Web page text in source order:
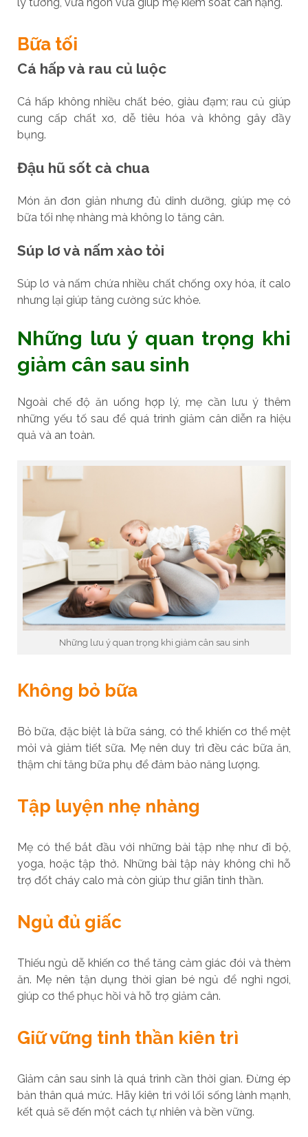
Bữa tối
Cá hấp và rau củ luộc
Cá hấp không nhiều chất béo, giàu đạm; rau củ giúp
cung cấp chất xơ, dễ tiêu hóa và không gây đầy
bụng.
Đậu hũ sốt cà chua
Món ăn đơn giản nhưng đủ dinh dưỡng, giúp mẹ có
bữa tối nhẹ nhàng mà không lo tăng cân.
Súp lơ và nấm xào tỏi
Súp lơ và nấm chứa nhiều chất chống oxy hóa, ít calo
nhưng lại giúp tăng cường sức khỏe.
Những lưu ý quan trọng khi
giảm cân sau sinh
Ngoài chế độ ăn uống hợp lý, mẹ cần lưu ý thêm
những yếu tố sau để quá trình giảm cân diễn ra hiệu
quả và an toàn.
Những lưu ý quan trọng khi giảm cân sau sinh
Không bỏ bữa
Bỏ bữa, đặc biệt là bữa sáng, có thể khiến cơ thể mệt
mỏi và giảm tiết sữa. Mẹ nên duy trì đều các bữa ăn,
thậm chí tăng bữa phụ để đảm bảo năng lượng.
Tập luyện nhẹ nhàng
Mẹ có thể bắt đầu với những bài tập nhẹ như đi bộ,
yoga, hoặc tập thở. Những bài tập này không chỉ hỗ
trợ đốt cháy calo mà còn giúp thư giãn tinh thần.
Ngủ đủ giấc
Thiếu ngủ dễ khiến cơ thể tăng cảm giác đói và thèm
ăn. Mẹ nên tận dụng thời gian bé ngủ để nghỉ ngơi,
giúp cơ thể phục hồi và hỗ trợ giảm cân.
Giữ vững tinh thần kiên trì
Giảm cân sau sinh là quá trình cần thời gian. Đừng ép
bản thân quá mức. Hãy kiên trì với lối sống lành mạnh,
kết quả sẽ đến một cách tự nhiên và bền vững.